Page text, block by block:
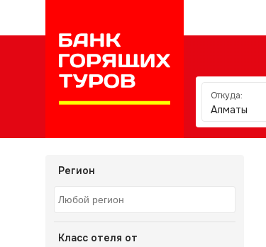
Откуда:
Алматы
Регион
Класс отеля от